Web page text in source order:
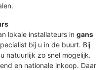
lokale installateurs ingans
bij u in de buurt. Bij
natuurlijk zo snel mogelijk.
en nationale inkoop. Daar